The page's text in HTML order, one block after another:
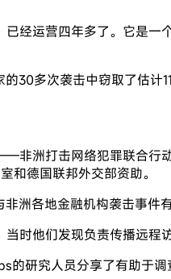
经运营四年多了。它是
30多次袭击中窃取了估计
洲打击网络犯罪联合
和德国联邦外交部资助。
洲各地金融机构袭击事件
时他们发现负责传播远程
研究人员分享了有助于调